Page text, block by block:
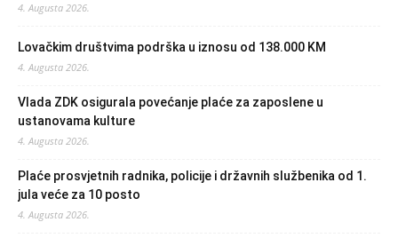
4. Augusta 2026.
Lovačkim društvima podrška u iznosu od 138.000 KM
4. Augusta 2026.
Vlada ZDK osigurala povećanje plaće za zaposlene u
ustanovama kulture
4. Augusta 2026.
Plaće prosvjetnih radnika, policije i državnih službenika od 1.
jula veće za 10 posto
4. Augusta 2026.